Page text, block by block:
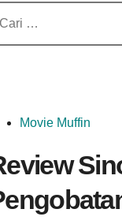
Movie Muffin